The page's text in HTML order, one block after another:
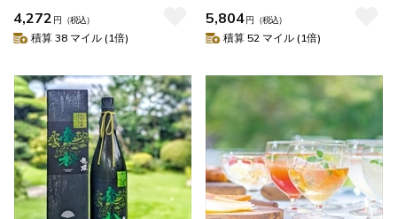
4,272 円 （税込）
積算 38 マイル (1倍)
5,804円 （税込）
積算 52 マイル (1倍)